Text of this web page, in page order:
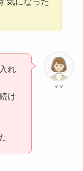
気になった
ママ
れ
け